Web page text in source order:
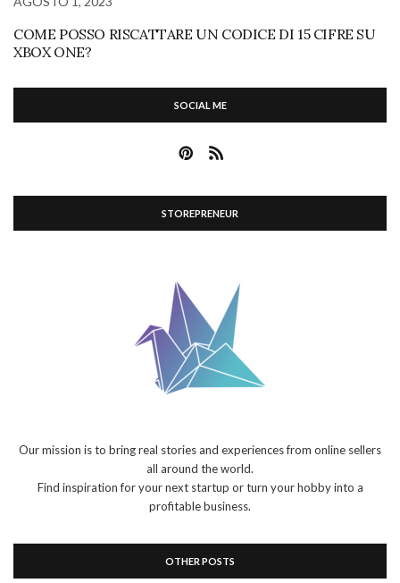
COME POSSO RISCATTARE UN CODICE DI 15 CIFRE SU
XBOX ONE?
SOCIAL ME
STOREPRENEUR
Our mission is to bring real stories and experiences from online sellers
all around the world.
Find inspiration for your next startup or turn your hobby into a
profitable business.
OTHER POSTS